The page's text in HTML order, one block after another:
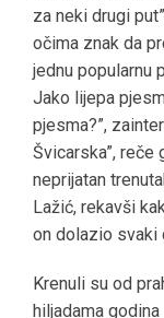
za neki drugi
očima znak da
jednu popularnu
Jako lijepa
pjesma?”,
Švicarska”,
neprijatan
Lažić, rekavši
on dolazio svaki
Krenuli su od
hiljadama